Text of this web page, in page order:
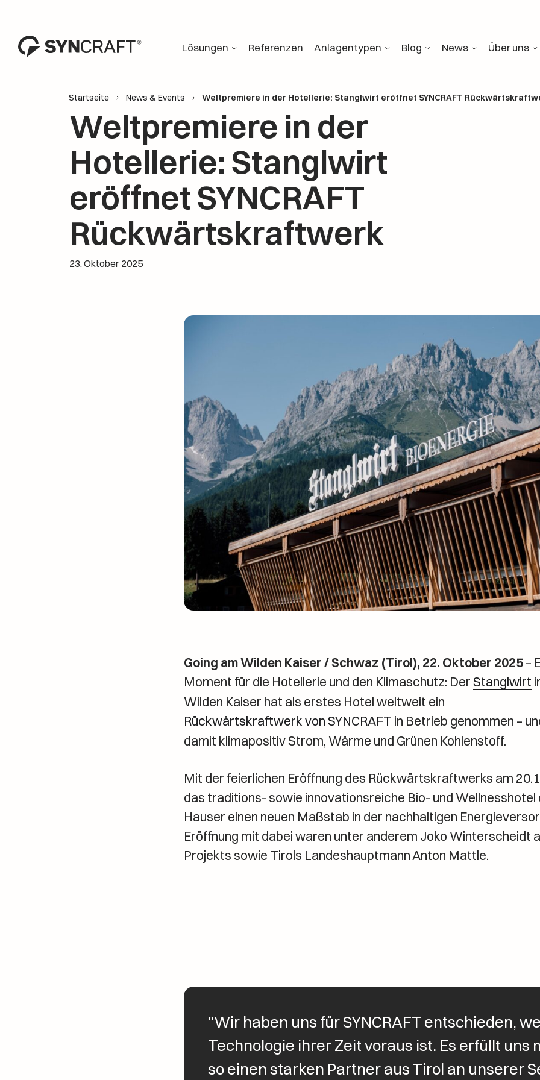
Lösungen Referenzen Anlagentypen Blog News Über uns
Startseite News & Events Weltpremiere in der Hotellerie: Stanglwirt eröffnet SYNCRAFT
Weltpremiere in der
Hotellerie: Stanglwirt
eröffnet SYNCRAFT
Rückwärtskraftwerk
23. Oktober 2025
Going am Wilden Kaiser / Schwaz (Tirol), 22. Oktober 2025–
Moment für die Hotellerie und den Klimaschutz: DerStanglwirt
Wilden Kaiser hat als erstes Hotel weltweit ein
Rückwärtskraftwerk von SYNCRAFT in Betrieb genommen –
damit klimapositiv Strom, Wärme und Grünen Kohlenstoff.
Mit der feierlichen Eröffnung des Rückwärtskraftwerks am
das traditions- sowie innovationsreiche Bio- und Wellnesshotel
Hauser einen neuen Maßstab in der nachhaltigen
Eröffnung mit dabei waren unter anderem Joko Winterscheidt
Projekts sowie Tirols Landeshauptmann Anton Mattle.
"Wir haben uns für SYNCRAFT entschieden,
Technologie ihrer Zeit voraus ist. Es erfüllt uns
so einen starken Partner aus Tirol an unserer